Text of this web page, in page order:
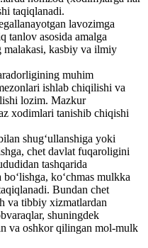
taqiqlanadi.
lavozimga
tanlov asosida amalga
kasbiy va ilmiy
muhim
ishlab chiqilishi va
lozim. Mazkur
xodimlari tanishib chiqishi
shug‘ullanshiga yoki
chet davlat fuqaroligini
tashqarida
ko‘chmas mulkka
Bundan chet
va tibbiy xizmatlardan
shuningdek
va oshkor qilingan mol-mulk